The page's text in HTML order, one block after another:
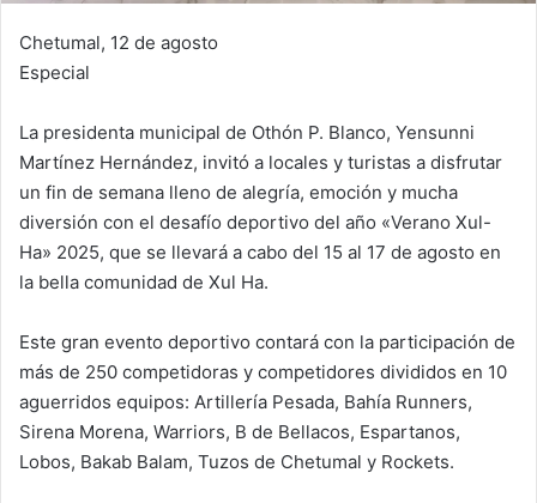
Chetumal, 12 de agosto
Especial
La presidenta municipal de Othón P. Blanco, Yensunni
Martínez Hernández, invitó a locales y turistas a disfrutar
un fin de semana lleno de alegría, emoción y mucha
diversión con el desafío deportivo del año «Verano Xul-
Ha» 2025, que se llevará a cabo del 15 al 17 de agosto en
la bella comunidad de Xul Ha.
Este gran evento deportivo contará con la participación de
más de 250 competidoras y competidores divididos en 10
aguerridos equipos: Artillería Pesada, Bahía Runners,
Sirena Morena, Warriors, B de Bellacos, Espartanos,
Lobos, Bakab Balam, Tuzos de Chetumal y Rockets.